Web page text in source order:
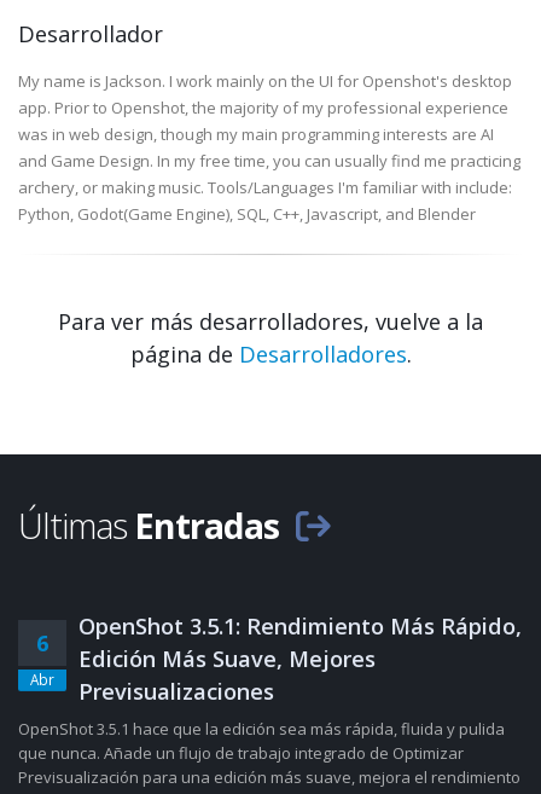
Desarrollador
My name is Jackson. I work mainly on the UI for Openshot's desktop
app. Prior to Openshot, the majority of my professional experience
was in web design, though my main programming interests are AI
and Game Design. In my free time, you can usually find me practicing
archery, or making music. Tools/Languages I'm familiar with include:
Python, Godot(Game Engine), SQL, C++, Javascript, and Blender
Para ver más desarrolladores, vuelve a la
página de Desarrolladores.
Últimas Entradas
6
Abr
OpenShot 3.5.1: Rendimiento Más Rápido,
Edición Más Suave, Mejores
Previsualizaciones
OpenShot 3.5.1 hace que la edición sea más rápida, fluida y pulida
que nunca. Añade un flujo de trabajo integrado de Optimizar
Previsualización para una edición más suave, mejora el rendimiento